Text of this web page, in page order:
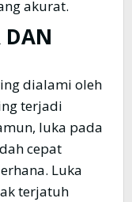
akurat.
DAN
dialami oleh
terjadi
luka pada
cepat
Luka
terjatuh